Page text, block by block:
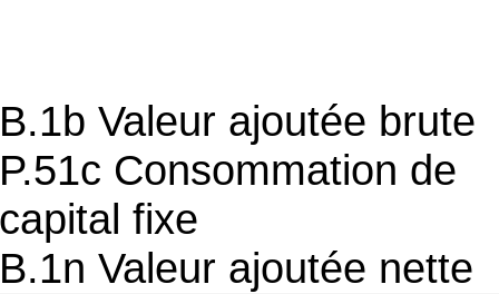
B.1b Valeur ajoutée brute
P.51c Consommation de
capital fixe
B.1n Valeur ajoutée nette